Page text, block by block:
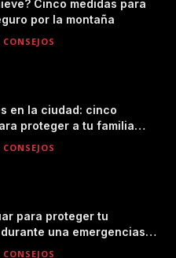
Cinco medidas para
por la montaña
CONSEJOS
en la ciudad: cinco
proteger a tu familia
lluvias
CONSEJOS
para proteger tu
una emergencias
público
CONSEJOS